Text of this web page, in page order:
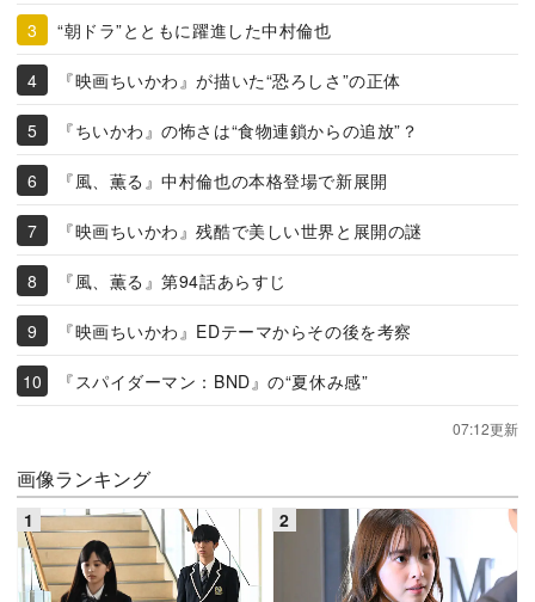
“朝ドラ”とともに躍進した中村倫也
『映画ちいかわ』が描いた“恐ろしさ”の正体
『ちいかわ』の怖さは“食物連鎖からの追放”？
『風、薫る』中村倫也の本格登場で新展開
『映画ちいかわ』残酷で美しい世界と展開の謎
『風、薫る』第94話あらすじ
『映画ちいかわ』EDテーマからその後を考察
『スパイダーマン：BND』の“夏休み感”
07:12更新
画像ランキング